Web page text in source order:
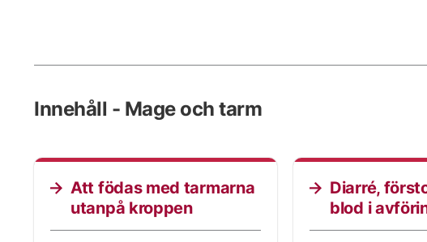
Innehåll - Mage och tarm
Att födas med tarmarna
utanpå kroppen
Diarré,
blod i